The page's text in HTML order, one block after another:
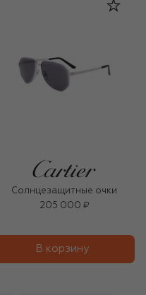
Солнцезащитные очки
205 000 ₽
В корзину